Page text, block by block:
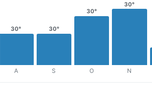
30°
A
30°
S
30°
O
30°
N